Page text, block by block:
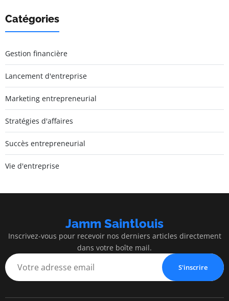
Catégories
Gestion financière
Lancement d'entreprise
Marketing entrepreneurial
Stratégies d'affaires
Succès entrepreneurial
Vie d'entreprise
Jamm Saintlouis
Inscrivez-vous pour recevoir nos derniers articles directement
dans votre boîte mail.
S'inscrire